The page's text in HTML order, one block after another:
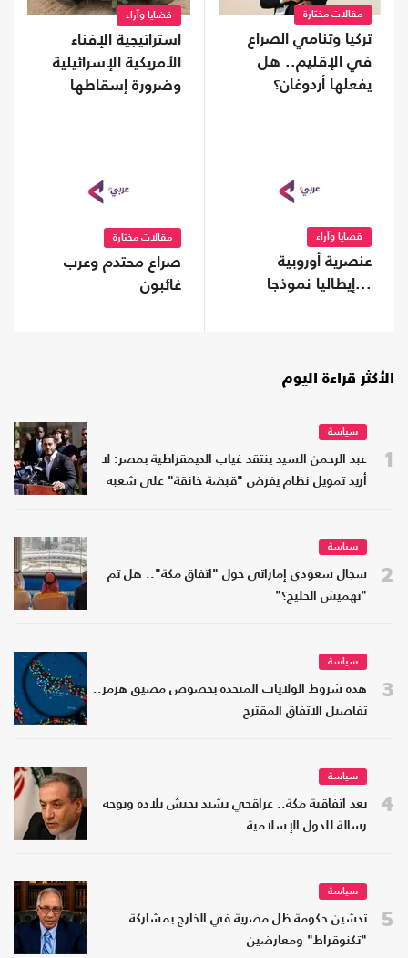
مقالات مختارة
تركيا وتنامي الصراع
في الإقليم.. هل
يفعلها أردوغان؟
قضايا وآراء
استراتيجية الإفناء
الأمريكية الإسرائيلية
وضرورة إسقاطها
قضايا وآراء
عنصرية أوروبية
...إيطاليا نموذجا
مقالات مختارة
صراع محتدم وعرب
غائبون
الأكثر قراءة اليوم
1
سياسة
عبد الرحمن السيد ينتقد غياب الديمقراطية بمصر: لا
أريد تمويل نظام يفرض "قبضة خانقة" على شعبه
2
سياسة
سجال سعودي إماراتي حول "اتفاق مكة".. هل تم
"تهميش الخليج؟"
3
سياسة
هذه شروط الولايات المتحدة بخصوص مضيق هرمز..
تفاصيل الاتفاق المقترح
4
سياسة
بعد اتفاقية مكة.. عراقجي يشيد بجيش بلاده ويوجه
رسالة للدول الإسلامية
5
سياسة
تدشين حكومة ظل مصرية في الخارج بمشاركة
"تكنوقراط" ومعارضين